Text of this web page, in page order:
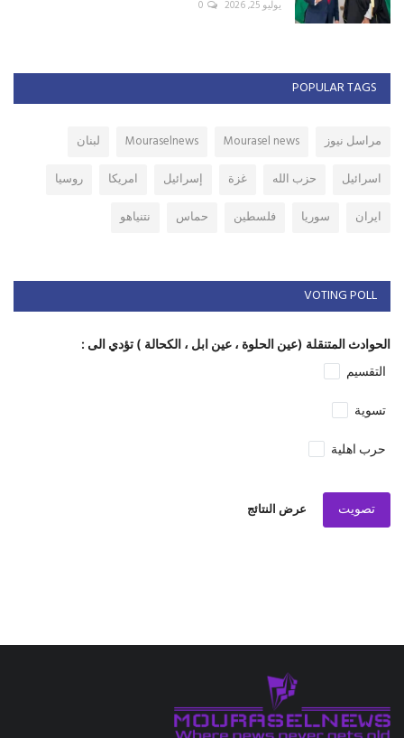
يوليو 25, 2026 0
POPULAR TAGS
مراسل نيوز Mourasel news
Mouraselnews
لبنان
اسرائيل
حزب الله غزة إسرائيل امريكا
روسيا
ايران
سوريا فلسطين حماس نتنياهو
VOTING POLL
الحوادث المتنقلة (عين الحلوة ، عين ابل ، الكحالة ) تؤدي الى :
التقسيم
تسوية
حرب اهلية
تصويت عرض النتائج